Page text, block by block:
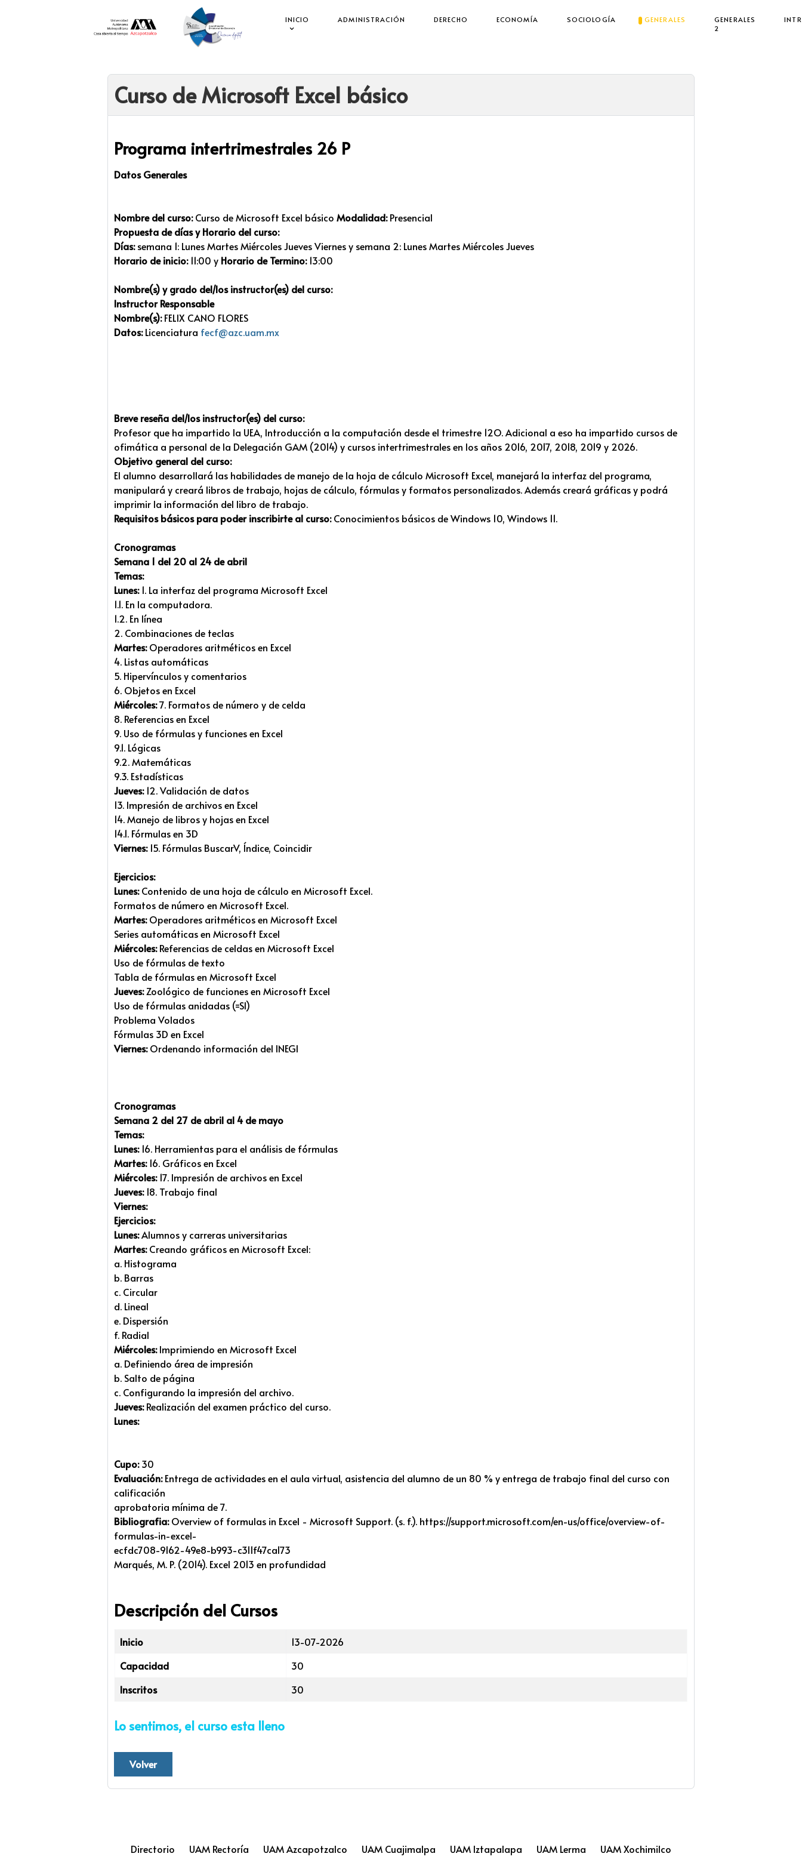
INICIO ADMINISTRACIÓN DERECHO ECONOMÍA SOCIOLOGÍA GENERALES
GENERALES
2
Curso de Microsoft Excel básico
Programa intertrimestrales 26 P
Datos Generales
Nombre del curso:Curso de Microsoft Excel básicoModalidad:Presencial
Propuesta de días y Horario del curso:
Días:semana 1: Lunes Martes Miércoles Jueves Viernes y semana 2: Lunes Martes Miércoles Jueves
Horario de inicio:11:00 y Horario de Termino:13:00
Nombre(s) y grado del/los instructor(es) del curso:
Instructor Responsable
Nombre(s):FELIX CANO FLORES
Datos:Licenciatura fecf@azc.uam.mx
Breve reseña del/los instructor(es) del curso:
Profesor que ha impartido la UEA, Introducción a la computación desde el trimestre 12O. Adicional a eso ha impartido cursos de
ofimática a personal de la Delegación GAM (2014) y cursos intertrimestrales en los años 2016, 2017, 2018, 2019 y 2026.
Objetivo general del curso:
El alumno desarrollará las habilidades de manejo de la hoja de cálculo Microsoft Excel, manejará la interfaz del programa,
manipulará y creará libros de trabajo, hojas de cálculo, fórmulas y formatos personalizados. Además creará gráficas y podrá
imprimir la información del libro de trabajo.
Requisitos básicos para poder inscribirte al curso:Conocimientos básicos de Windows 10, Windows 11.
Cronogramas
Semana 1 del 20 al 24 de abril
Temas:
Lunes: 1. La interfaz del programa Microsoft Excel
1.1. En la computadora.
1.2. En línea
2. Combinaciones de teclas
Martes:Operadores aritméticos en Excel
4. Listas automáticas
5. Hipervínculos y comentarios
6. Objetos en Excel
Miércoles:7. Formatos de número y de celda
8. Referencias en Excel
9. Uso de fórmulas y funciones en Excel
9.1. Lógicas
9.2. Matemáticas
9.3. Estadísticas
Jueves: 12. Validación de datos
13. Impresión de archivos en Excel
14. Manejo de libros y hojas en Excel
14.1. Fórmulas en 3D
Viernes:15. Fórmulas BuscarV, Índice, Coincidir
Ejercicios:
Lunes:Contenido de una hoja de cálculo en Microsoft Excel.
Formatos de número en Microsoft Excel.
Martes:Operadores aritméticos en Microsoft Excel
Series automáticas en Microsoft Excel
Miércoles:Referencias de celdas en Microsoft Excel
Uso de fórmulas de texto
Tabla de fórmulas en Microsoft Excel
Jueves:Zoológico de funciones en Microsoft Excel
Uso de fórmulas anidadas (=SI)
Problema Volados
Fórmulas 3D en Excel
Viernes:Ordenando información del INEGI
Cronogramas
Semana 2 del 27 de abril al 4 de mayo
Temas:
Lunes:16. Herramientas para el análisis de fórmulas
Martes:16. Gráficos en Excel
Miércoles:17. Impresión de archivos en Excel
Jueves:18. Trabajo final
Viernes:
Ejercicios:
Lunes:Alumnos y carreras universitarias
Martes:Creando gráficos en Microsoft Excel:
a. Histograma
b. Barras
c. Circular
d. Lineal
e. Dispersión
f. Radial
Miércoles:Imprimiendo en Microsoft Excel
a. Definiendo área de impresión
b. Salto de página
c. Configurando la impresión del archivo.
Jueves:Realización del examen práctico del curso.
Lunes:
Cupo:30
Evaluación:Entrega de actividades en el aula virtual, asistencia del alumno de un 80 % y entrega de trabajo final del curso con
calificación
aprobatoria mínima de 7.
Bibliografia:Overview of formulas in Excel - Microsoft Support. (s. f.). https://support.microsoft.com/en-us/office/overview-of-
formulas-in-excel-
ecfdc708-9162-49e8-b993-c311f47ca173
Marqués, M. P. (2014). Excel 2013 en profundidad
Descripción del Cursos
Inicio
13-07-2026
Capacidad
30
Inscritos
30
Lo sentimos, el curso esta lleno
Volver
Directorio UAM Rectoría UAM Azcapotzalco UAM Cuajimalpa UAM Iztapalapa UAM Lerma UAM Xochimilco